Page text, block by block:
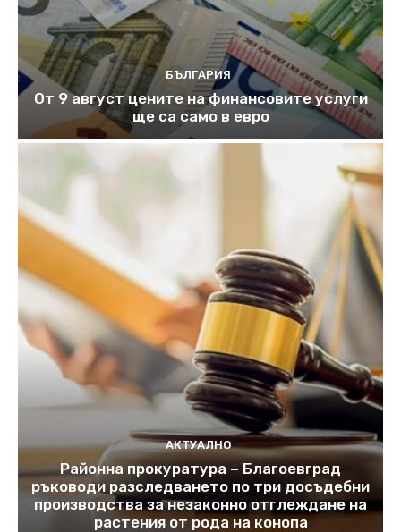
БЪЛГАРИЯ
От 9 август цените на финансовите услуги
ще са само в евро
АКТУАЛНО
Районна прокуратура – Благоевград
ръководи разследването по три досъдебни
производства за незаконно отглеждане на
растения от рода на конопа